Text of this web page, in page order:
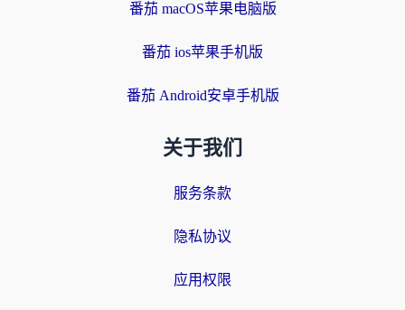
番茄 macOS苹果电脑版
番茄 ios苹果手机版
番茄 Android安卓手机版
关于我们
服务条款
隐私协议
应用权限